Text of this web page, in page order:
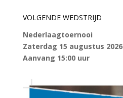
VOLGENDE WEDSTRIJD
Nederlaagtoernooi
Zaterdag 15 augustus 2026
Aanvang 15:00 uur